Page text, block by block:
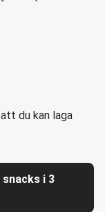
du kan laga
i 3